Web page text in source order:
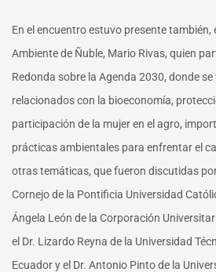
En el encuentro estuvo presente también,
Ambiente de Ñuble, Mario Rivas, quien
Redonda sobre la Agenda 2030, donde
relacionados con la bioeconomía,
participación de la mujer en el agro,
prácticas ambientales para enfrentar el
otras temáticas, que fueron discutidas
Cornejo de la Pontificia Universidad
Ángela León de la Corporación
el Dr. Lizardo Reyna de la Universidad
Ecuador y el Dr. Antonio Pinto de la